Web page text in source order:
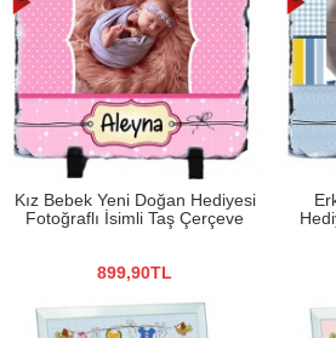
Kız Bebek Yeni Doğan Hediyesi
Fotoğraflı İsimli Taş Çerçeve
899,90TL